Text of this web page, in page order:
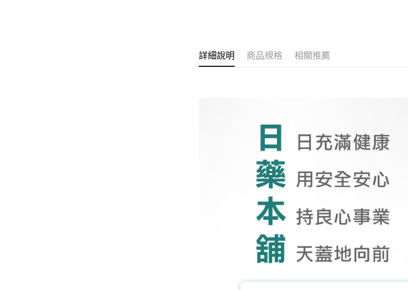
詳細說明 商品規格 相關推薦